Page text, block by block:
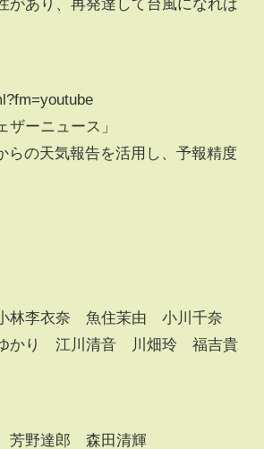
があり、再発達して台風になれば
ーニュース」
らの天気報告を活用し、予報精度
林李衣奈 魚住茉由 小川千奈
かり 江川清音 川畑玲 福吉貴
野達郎 森田清輝